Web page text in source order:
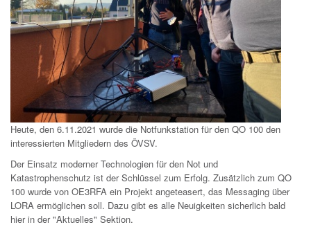
Heute, den 6.11.2021 wurde die Notfunkstation für den QO 100 den
interessierten Mitgliedern des ÖVSV.
Der Einsatz moderner Technologien für den Not und
Katastrophenschutz ist der Schlüssel zum Erfolg. Zusätzlich zum QO
100 wurde von OE3RFA ein Projekt angeteasert, das Messaging über
LORA ermöglichen soll. Dazu gibt es alle Neuigkeiten sicherlich bald
hier in der "Aktuelles" Sektion.